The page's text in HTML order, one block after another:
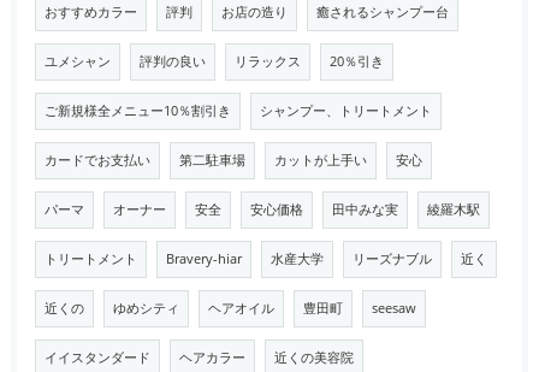
おすすめカラー 評判 お店の造り 癒されるシャンプー台
ユメシャン 評判の良い リラックス 20％引き
ご新規様全メニュー10％割引き シャンプー、トリートメント
カードでお支払い 第二駐車場 カットが上手い 安心
パーマ オーナー 安全 安心価格 田中みな実 綾羅木駅
トリートメント Bravery-hiar 水産大学 リーズナブル 近く
近くの ゆめシティ ヘアオイル 豊田町 seesaw
イイスタンダード ヘアカラー 近くの美容院